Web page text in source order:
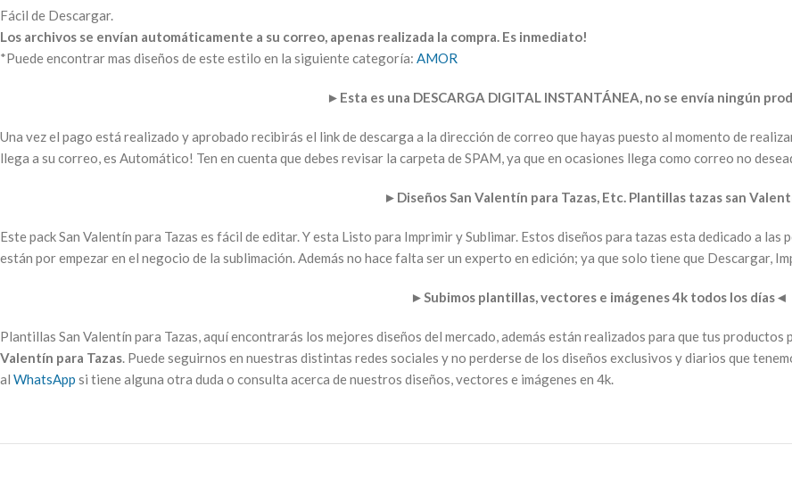
Fácil de Descargar.
Los archivos se envían automáticamente a su correo, apenas realizada la compra. Es inmediato!
*Puede encontrar mas diseños de este estilo en la siguiente categoría: AMOR
► Esta es una DESCARGA DIGITAL INSTANTÁNEA, no se envía ningún
Una vez el pago está realizado y aprobado recibirás el link de descarga a la dirección de correo que hayas puesto al momento de
llega a su correo, es Automático! Ten en cuenta que debes revisar la carpeta de SPAM, ya que en ocasiones llega como correo no
► Diseños San Valentín para Tazas, Etc. Plantillas tazas san
Este pack San Valentín para Tazas es fácil de editar. Y esta Listo para Imprimir y Sublimar. Estos diseños para tazas esta dedicado a
están por empezar en el negocio de la sublimación. Además no hace falta ser un experto en edición; ya que solo tiene que Descargar,
►Subimos plantillas, vectores e imágenes 4k todos los días◄
Plantillas San Valentín para Tazas, aquí encontrarás los mejores diseños del mercado, además están realizados para que tus
Valentín para Tazas. Puede seguirnos en nuestras distintas redes sociales y no perderse de los diseños exclusivos y diarios que
al WhatsApp si tiene alguna otra duda o consulta acerca de nuestros diseños, vectores e imágenes en 4k.